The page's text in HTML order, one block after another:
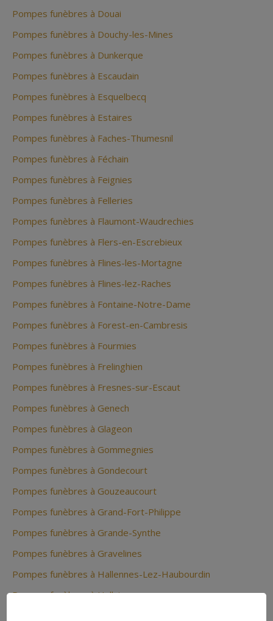
Pompes funèbres à Douai
Pompes funèbres à Douchy-les-Mines
Pompes funèbres à Dunkerque
Pompes funèbres à Escaudain
Pompes funèbres à Esquelbecq
Pompes funèbres à Estaires
Pompes funèbres à Faches-Thumesnil
Pompes funèbres à Féchain
Pompes funèbres à Feignies
Pompes funèbres à Felleries
Pompes funèbres à Flaumont-Waudrechies
Pompes funèbres à Flers-en-Escrebieux
Pompes funèbres à Flines-les-Mortagne
Pompes funèbres à Flines-lez-Raches
Pompes funèbres à Fontaine-Notre-Dame
Pompes funèbres à Forest-en-Cambresis
Pompes funèbres à Fourmies
Pompes funèbres à Frelinghien
Pompes funèbres à Fresnes-sur-Escaut
Pompes funèbres à Genech
Pompes funèbres à Glageon
Pompes funèbres à Gommegnies
Pompes funèbres à Gondecourt
Pompes funèbres à Gouzeaucourt
Pompes funèbres à Grand-Fort-Philippe
Pompes funèbres à Grande-Synthe
Pompes funèbres à Gravelines
Pompes funèbres à Hallennes-Lez-Haubourdin
Pompes funèbres à Halluin